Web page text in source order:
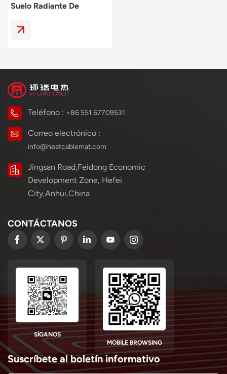
Suelo Radiante De
Suscríbete al boletín informativo
Teléfono : +86 551 67709531
Correo electrónico :
info@heatcablemat.com
Jingsan Road,Feidong Economic
Development Zone, Hefei
City,Anhui,China
CONTÁCTANOS
SÍGANOS
MOBILE BROWSING